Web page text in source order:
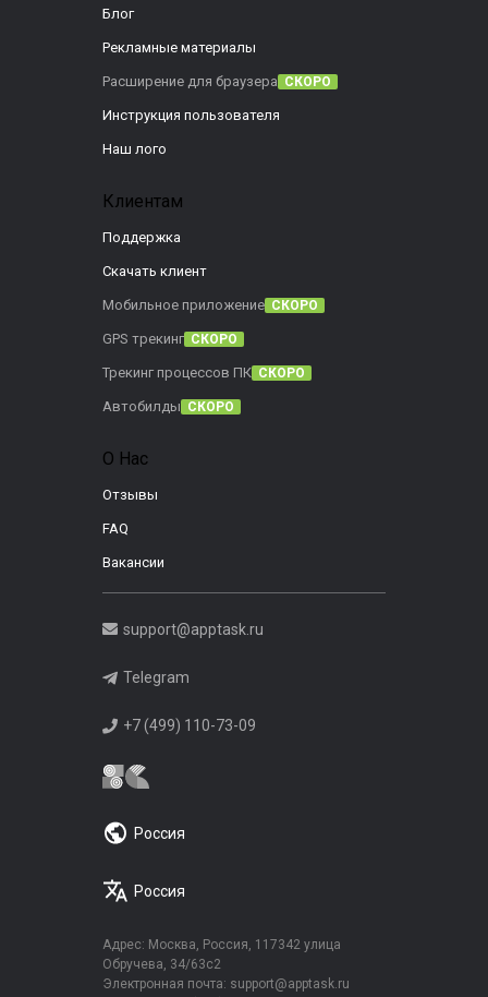
Блог
Рекламные материалы
Расширение для браузера СКОРО
Инструкция пользователя
Наш лого
Клиентам
Поддержка
Скачать клиент
Мобильное приложение СКОРО
GPS трекинг СКОРО
Трекинг процессов ПК СКОРО
Автобилды СКОРО
О Нас
Отзывы
FAQ
Вакансии
support@apptask.ru
Telegram
+7 (499) 110-73-09
Россия
Россия
Адрес: Москва, Россия, 117342 улица
Обручева, 34/63с2
Электронная почта: support@apptask.ru